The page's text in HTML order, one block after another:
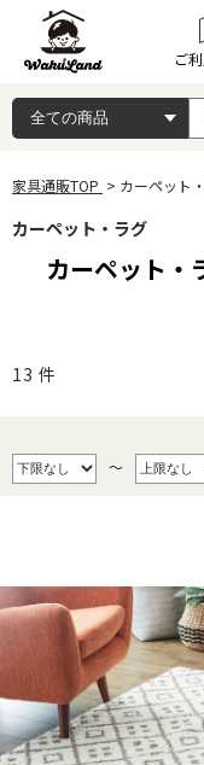
ご
家具通販TOP カーペット
カーペット・ラグ
カーペット・
13 件
～